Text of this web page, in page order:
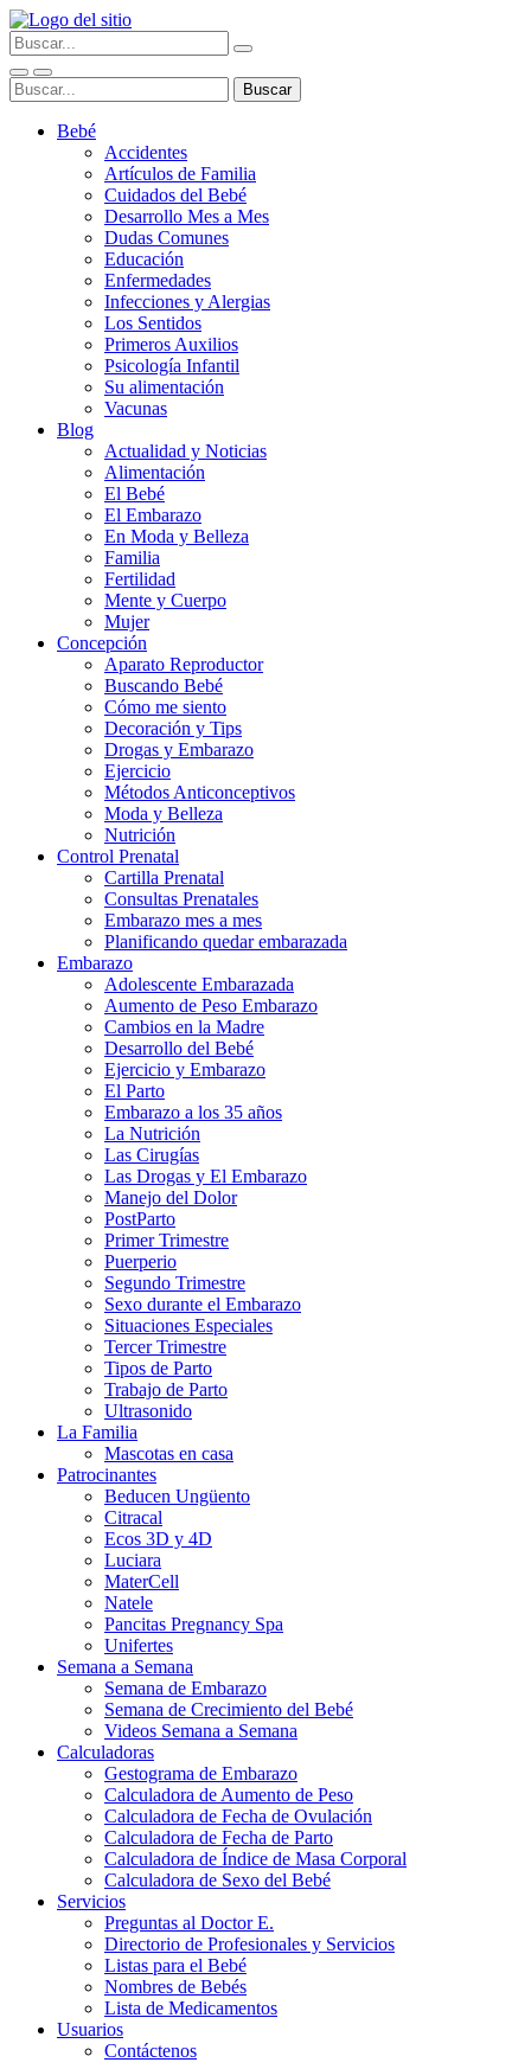
Bebé
Accidentes
Artículos de Familia
Cuidados del Bebé
Desarrollo Mes a Mes
Dudas Comunes
Educación
Enfermedades
Infecciones y Alergias
Los Sentidos
Primeros Auxilios
Psicología Infantil
Su alimentación
Vacunas
Blog
Actualidad y Noticias
Alimentación
El Bebé
El Embarazo
En Moda y Belleza
Familia
Fertilidad
Mente y Cuerpo
Mujer
Concepción
Aparato Reproductor
Buscando Bebé
Cómo me siento
Decoración y Tips
Drogas y Embarazo
Ejercicio
Métodos Anticonceptivos
Moda y Belleza
Nutrición
Control Prenatal
Cartilla Prenatal
Consultas Prenatales
Embarazo mes a mes
Planificando quedar embarazada
Embarazo
Adolescente Embarazada
Aumento de Peso Embarazo
Cambios en la Madre
Desarrollo del Bebé
Ejercicio y Embarazo
El Parto
Embarazo a los 35 años
La Nutrición
Las Cirugías
Las Drogas y El Embarazo
Manejo del Dolor
PostParto
Primer Trimestre
Puerperio
Segundo Trimestre
Sexo durante el Embarazo
Situaciones Especiales
Tercer Trimestre
Tipos de Parto
Trabajo de Parto
Ultrasonido
La Familia
Mascotas en casa
Patrocinantes
Beducen Ungüento
Citracal
Ecos 3D y 4D
Luciara
MaterCell
Natele
Pancitas Pregnancy Spa
Unifertes
Semana a Semana
Semana de Embarazo
Semana de Crecimiento del Bebé
Videos Semana a Semana
Calculadoras
Gestograma de Embarazo
Calculadora de Aumento de Peso
Calculadora de Fecha de Ovulación
Calculadora de Fecha de Parto
Calculadora de Índice de Masa Corporal
Calculadora de Sexo del Bebé
Servicios
Preguntas al Doctor E.
Directorio de Profesionales y Servicios
Listas para el Bebé
Nombres de Bebés
Lista de Medicamentos
Usuarios
Contáctenos